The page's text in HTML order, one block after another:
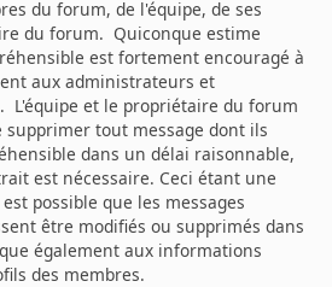
du forum, de l'équipe, de ses
du forum. Quiconque estime
est fortement encouragé à
aux administrateurs et
L'équipe et le propriétaire du forum
tout message dont ils
dans un délai raisonnable,
est nécessaire. Ceci étant une
possible que les messages
être modifiés ou supprimés dans
également aux informations
des membres.